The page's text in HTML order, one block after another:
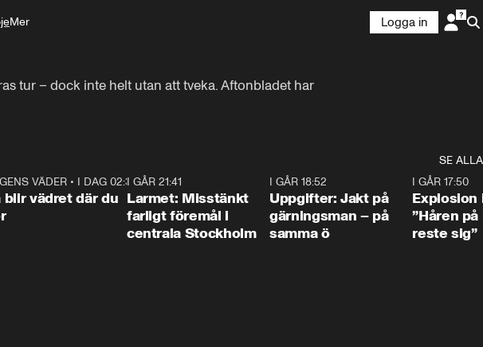
Mer
Logga in
tur – dock inte helt utan att tveka. Aftonbladet har
SE ALLA
1:06
VÄDER• I DAG 02:30
blir vädret där du
I GÅR 21:41
Larmet: Misstänkt
farligt föremål i
centrala Stockholm
I GÅR 18:52
Uppgifter: Jakt på
gärningsman – på
samma ö
I GÅR 17:50
Explosion
”Håren
reste sig”